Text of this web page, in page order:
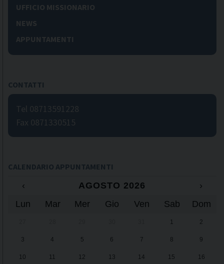
n
UFFICIO MISSIONARIO
NEWS
APPUNTAMENTI
CONTATTI
Tel 08713591228
Fax 0871330515
CALENDARIO APPUNTAMENTI
‹
AGOSTO 2026
›
Lun
Mar Mer Gio Ven Sab Dom
1 2
3 4 5 6 7 8 9
10 11 12 13 14 15 16